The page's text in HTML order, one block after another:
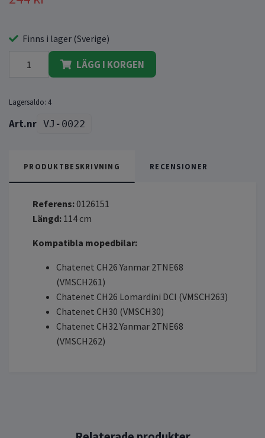
Finns i lager (Sverige)
LÄGG I KORGEN
Lagersaldo: 4
VJ-0022
PRODUKTBESKRIVNING RECENSIONER
Referens:0126151
Längd: 114 cm
Kompatibla mopedbilar:
Chatenet CH26 Yanmar 2TNE68
(VMSCH261)
Chatenet CH26 Lomardini DCI (VMSCH263)
Chatenet CH30 (VMSCH30)
Chatenet CH32 Yanmar 2TNE68
(VMSCH262)